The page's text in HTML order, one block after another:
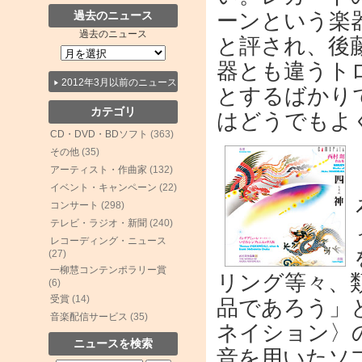
過去のニュース
過去のニュース
2012年3月以前のニュース
カテゴリ
CD・DVD・BDソフト (363)
その他 (35)
アーティスト・作曲家 (132)
イベント・キャンペーン (22)
コンサート (298)
テレビ・ラジオ・新聞 (240)
レコーディング・ニュース
(27)
一柳慧コンテンポラリー賞
(6)
受賞 (14)
音楽配信サービス (35)
ニュースを検索
ーンという楽
と評され、後
器とも違うト
とするばかり
はどうでもよ
リング等々、
品であろう」
ネイション〉